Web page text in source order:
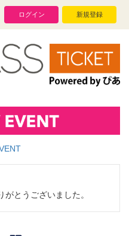
ログイン 新規登録
とうございました。